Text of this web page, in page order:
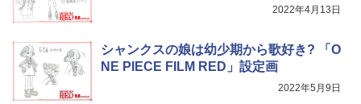
2022年4月13日
シャンクスの娘は幼少期から歌好き? 「O
NE PIECE FILM RED」設定画
2022年5月9日